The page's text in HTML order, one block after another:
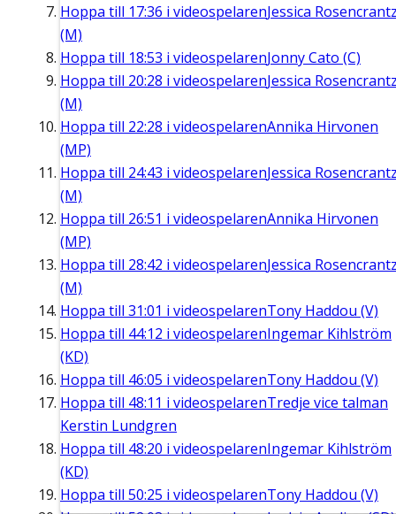
Hoppa till 17:36 i videospelarenJessica
(M)
Hoppa till 18:53 i videospelarenJonny Cato (C)
Hoppa till 20:28 i videospelarenJessica
(M)
Hoppa till 22:28 i videospelarenAnnika Hirvonen
(MP)
Hoppa till 24:43 i videospelarenJessica
(M)
Hoppa till 26:51 i videospelarenAnnika Hirvonen
(MP)
Hoppa till 28:42 i videospelarenJessica
(M)
Hoppa till 31:01 i videospelarenTony Haddou (V)
Hoppa till 44:12 i videospelarenIngemar Kihlström
(KD)
Hoppa till 46:05 i videospelarenTony Haddou (V)
Hoppa till 48:11 i videospelarenTredje vice talman
Kerstin Lundgren
Hoppa till 48:20 i videospelarenIngemar Kihlström
(KD)
Hoppa till 50:25 i videospelarenTony Haddou (V)